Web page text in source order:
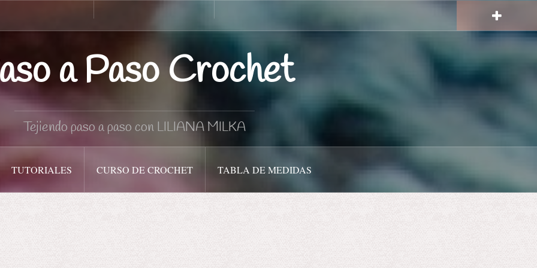
Crochet
medidas
a Paso Crochet
Tejiendo paso a paso con LILIANA MILKA
TUTORIALES CURSO DE CROCHET TABLA DE MEDIDAS